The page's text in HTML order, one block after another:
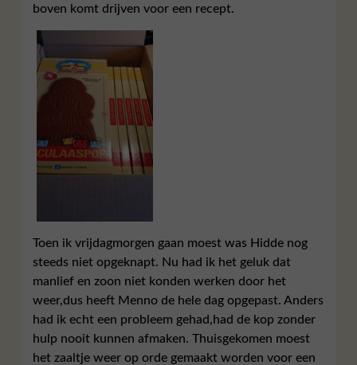
boven komt drijven voor een recept.
Toen ik vrijdagmorgen gaan moest was Hidde nog
steeds niet opgeknapt. Nu had ik het geluk dat
manlief en zoon niet konden werken door het
weer,dus heeft Menno de hele dag opgepast. Anders
had ik echt een probleem gehad,had de kop zonder
hulp nooit kunnen afmaken. Thuisgekomen moest
het zaaltje weer op orde gemaakt worden voor een